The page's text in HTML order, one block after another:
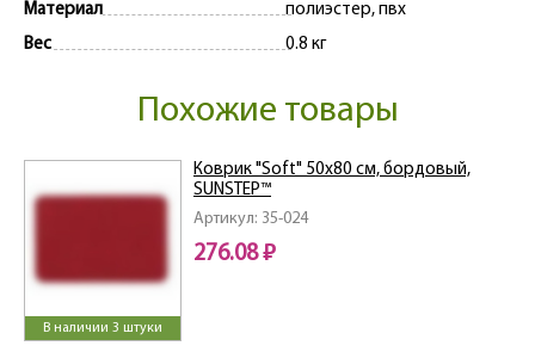
Материал
полиэстер, пвх
Вес
0.8 кг
Похожие товары
В наличии 3 штуки
Артикул: 35-024
Коврик "Soft" 50х80 см, бордовый,
SUNSTEP™
276.08 ₽